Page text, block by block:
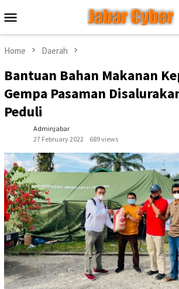
to
contentMenu
Home Daerah
Bantuan Bahan Makanan
Gempa Pasaman
Peduli
Adminjabar
27 February 2022
689 views